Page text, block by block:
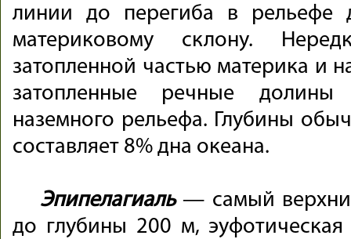
линии до перегиба в рельефе
материковому склону.
затопленной частью материка и
затопленные речные
наземного рельефа. Глубины
составляет 8% дна океана.
Эпипелагиаль— самый
до глубины 200 м,